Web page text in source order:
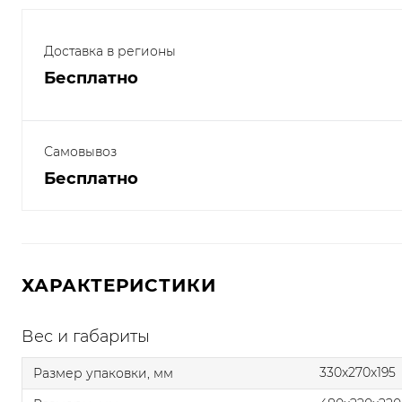
Доставка в регионы
Бесплатно
Самовывоз
Бесплатно
ХАРАКТЕРИСТИКИ
Вес и габариты
Размер упаковки, мм
330x270x195